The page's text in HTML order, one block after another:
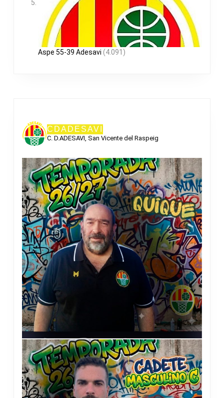
Aspe 55-39 Adesavi (4.091)
CDADESAVI
C. D.ADESAVI, San Vicente del Raspeig